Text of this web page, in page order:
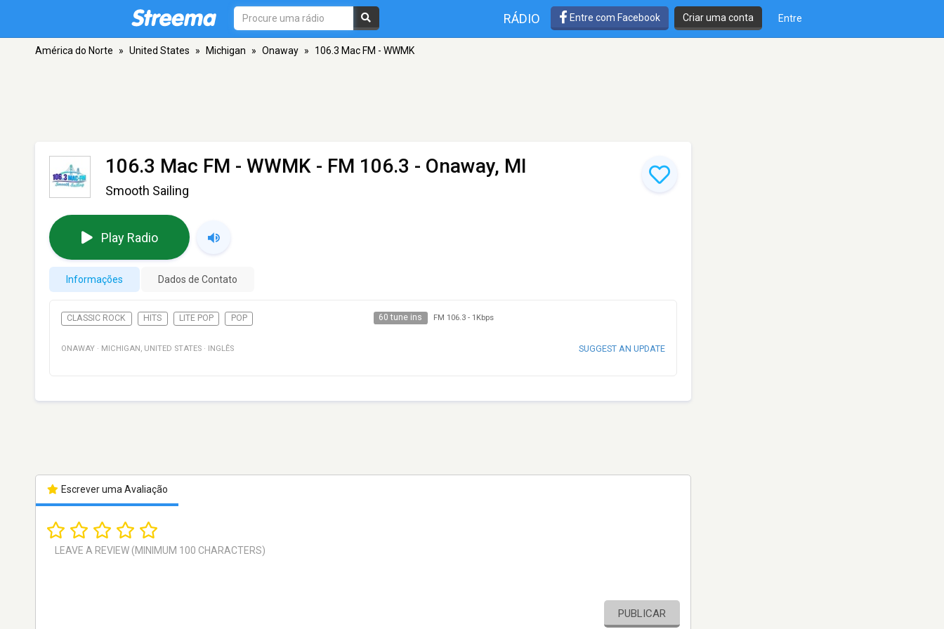
RÁDIO Entre com Facebook Criar uma conta Entre
América do Norte » United States » Michigan » Onaway » 106.3 Mac FM - WWMK
106.3 Mac FM - WWMK - FM 106.3 - Onaway, MI
Smooth Sailing
Play Radio
Informações Dados de Contato
CLASSIC ROCK HITS LITE POP POP 60 tune ins FM 106.3- 1Kbps
ONAWAY · MICHIGAN , UNITED STATES · INGLÊS SUGGEST AN UPDATE
Escrever uma Avaliação
PUBLICAR